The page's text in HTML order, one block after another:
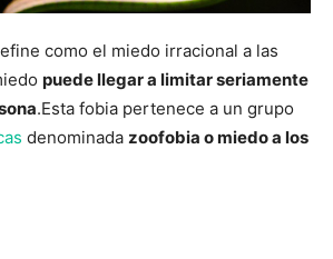
como el miedo irracional a las
puede llegar a limitar seriamente
.Esta fobia pertenece a un grupo
denominada zoofobia o miedo a los